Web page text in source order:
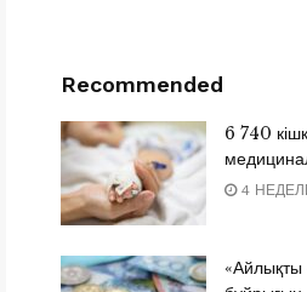
Recommended
6 740
4
«Айлықты